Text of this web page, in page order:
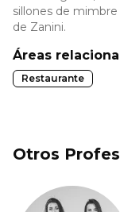
sillones de
de Zanini.
Áreas
Restaurante
Otros